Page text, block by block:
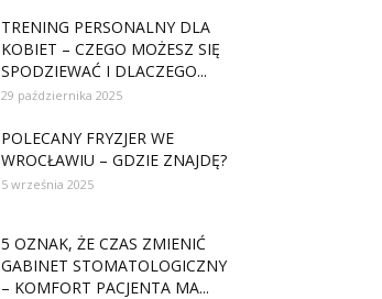
TRENING PERSONALNY DLA
KOBIET – CZEGO MOŻESZ SIĘ
SPODZIEWAĆ I DLACZEGO...
29 października 2025
POLECANY FRYZJER WE
WROCŁAWIU – GDZIE ZNAJDĘ?
5 września 2025
5 OZNAK, ŻE CZAS ZMIENIĆ
GABINET STOMATOLOGICZNY
– KOMFORT PACJENTA MA...